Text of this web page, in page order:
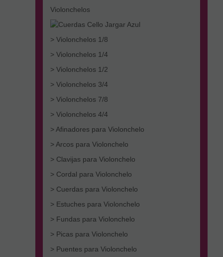
Violonchelos
> Violonchelos 1/8
> Violonchelos 1/4
> Violonchelos 1/2
> Violonchelos 3/4
> Violonchelos 7/8
> Violonchelos 4/4
> Afinadores para Violonchelo
> Arcos para Violonchelo
> Clavijas para Violonchelo
> Cordal para Violonchelo
> Cuerdas para Violonchelo
> Estuches para Violonchelo
> Fundas para Violonchelo
> Picas para Violonchelo
> Puentes para Violonchelo